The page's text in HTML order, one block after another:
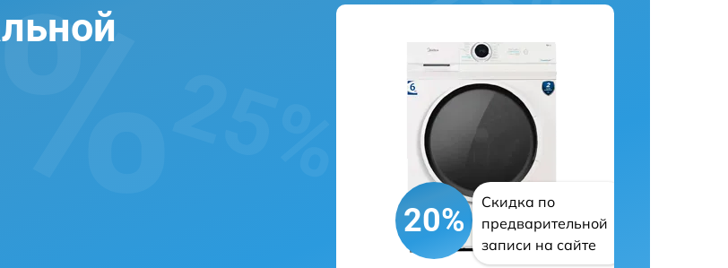
20%
Скидка по
предварительной
записи на сайте